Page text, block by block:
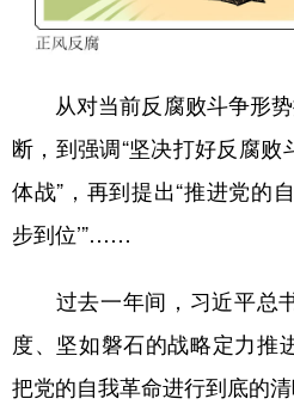
从对当前反腐败斗争形势
断，到强调“坚决打好反腐败
体战”，再到提出“推进党的
步到位’”……
过去一年间，习近平总书
度、坚如磐石的战略定力推
把党的自我革命进行到底的清